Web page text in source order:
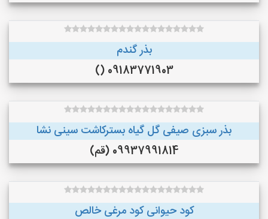
بذر گندم
09183771903 ()
بذر سبزی صیفی گل گیاه بسترکاشت سینی نشا
09937991814 (قم)
کود حیوانی کود مرغی خالص